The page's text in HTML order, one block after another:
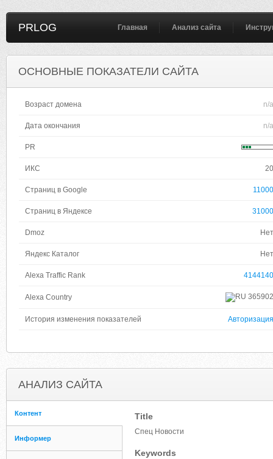
PRLOG Главная Анализ сайта
ОСНОВНЫЕ ПОКАЗАТЕЛИ САЙТА
Возраст домена n/a
Дата окончания n/a
PR
ИКС 20
Страниц в Google 11000
Страниц в Яндексе 31000
Dmoz Нет
Яндекс Каталог Нет
Alexa Traffic Rank 4144140
Alexa Country 365902
История изменения показателей Авторизация
АНАЛИЗ САЙТА
Контент
Информер
Title
Спец Новости
Keywords